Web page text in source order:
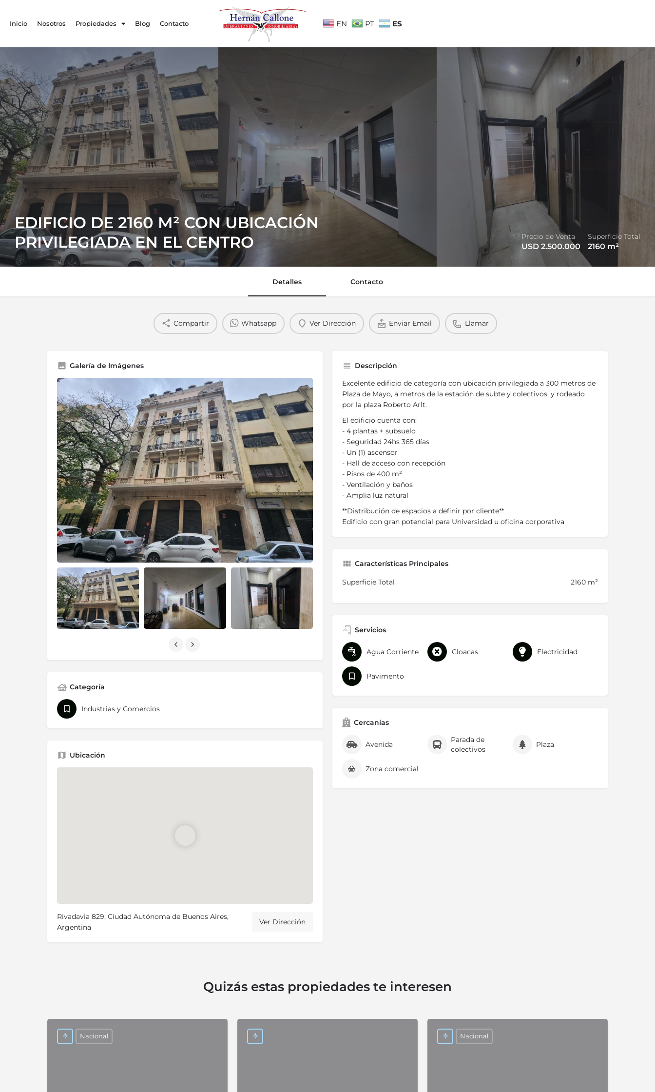
Inicio Nosotros Propiedades Blog Contacto EN PT ES
EDIFICIO DE 2160 M² CON UBICACIÓN
PRIVILEGIADA EN EL CENTRO
Precio de Venta
USD 2.500.000
Superficie Total
2160 m²
Detalles Contacto
Compartir Whatsapp Ver Dirección Enviar Email Llamar
Galería de Imágenes
Categoría
Industrias y Comercios
Ubicación
Rivadavia 829, Ciudad Autónoma de Buenos Aires,
Argentina
Ver Dirección
Descripción
Excelente edificio de categoría con ubicación privilegiada a 300 metros de
Plaza de Mayo, a metros de la estación de subte y colectivos, y rodeado
por la plaza Roberto Arlt.
El edificio cuenta con:
- 4 plantas + subsuelo
- Seguridad 24hs 365 días
- Un (1) ascensor
- Hall de acceso con recepción
- Pisos de 400 m²
- Ventilación y baños
- Amplia luz natural
**Distribución de espacios a definir por cliente**
Edificio con gran potencial para Universidad u oficina corporativa
Características Principales
Superficie Total 2160 m²
Servicios
Agua Corriente Cloacas Electricidad
Pavimento
Cercanías
Avenida
Parada de
colectivos
Plaza
Zona comercial
Quizás estas propiedades te interesen
Nacional Nacional